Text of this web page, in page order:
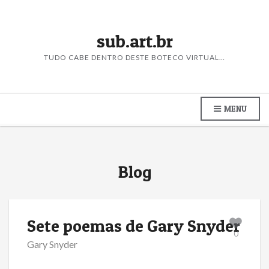
sub.art.br
TUDO CABE DENTRO DESTE BOTECO VIRTUAL…
MENU
Blog
Sete poemas de Gary Snyder
0
Gary Snyder